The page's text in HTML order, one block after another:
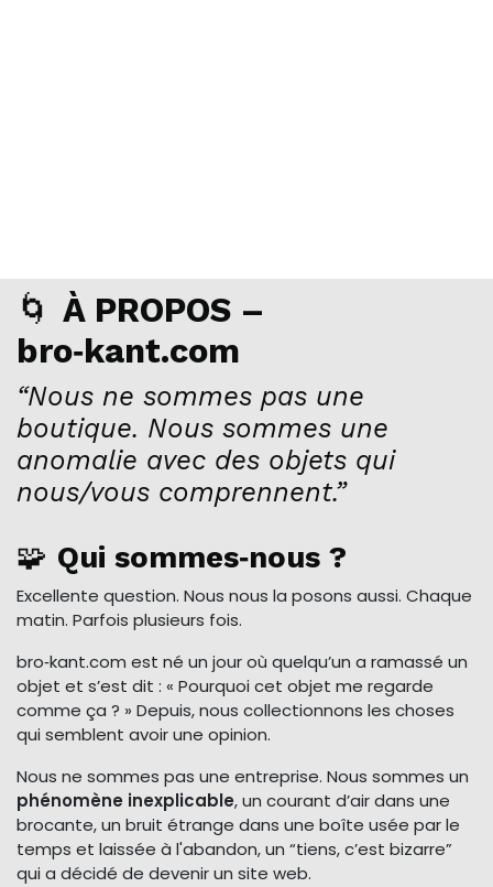
🌀 À PROPOS –
bro‑kant.com
“Nous ne sommes pas une
boutique. Nous sommes une
anomalie avec des objets qui
nous/vous comprennent.”
🧩 Qui sommes‑nous ?
Excellente question. Nous nous la posons aussi. Chaque
matin. Parfois plusieurs fois.
bro‑kant.com est né un jour où quelqu’un a ramassé un
objet et s’est dit : « Pourquoi cet objet me regarde
comme ça ? » Depuis, nous collectionnons les choses
qui semblent avoir une opinion.
Nous ne sommes pas une entreprise. Nous sommes un
phénomène inexplicable, un courant d’air dans une
brocante, un bruit étrange dans une boîte usée par le
temps et laissée à l'abandon, un “tiens, c’est bizarre”
qui a décidé de devenir un site web.